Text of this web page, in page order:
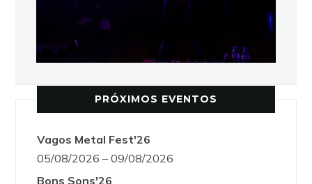
PRÓXIMOS EVENTOS
Vagos Metal Fest'26
05/08/2026 – 09/08/2026
Bons Sons'26